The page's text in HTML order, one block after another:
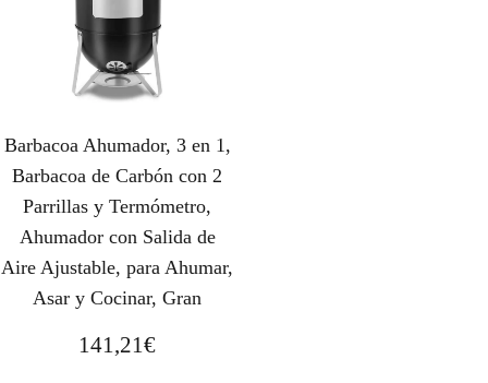
Barbacoa Ahumador, 3 en 1,
Barbacoa de Carbón con 2
Parrillas y Termómetro,
Ahumador con Salida de
Aire Ajustable, para Ahumar,
Asar y Cocinar, Gran
141,21€